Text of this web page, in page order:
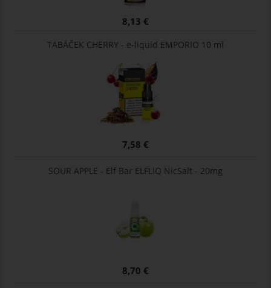
8,13 €
TABÁČEK CHERRY - e-liquid EMPORIO 10 ml
7,58 €
SOUR APPLE - Elf Bar ELFLIQ NicSalt - 20mg
8,70 €